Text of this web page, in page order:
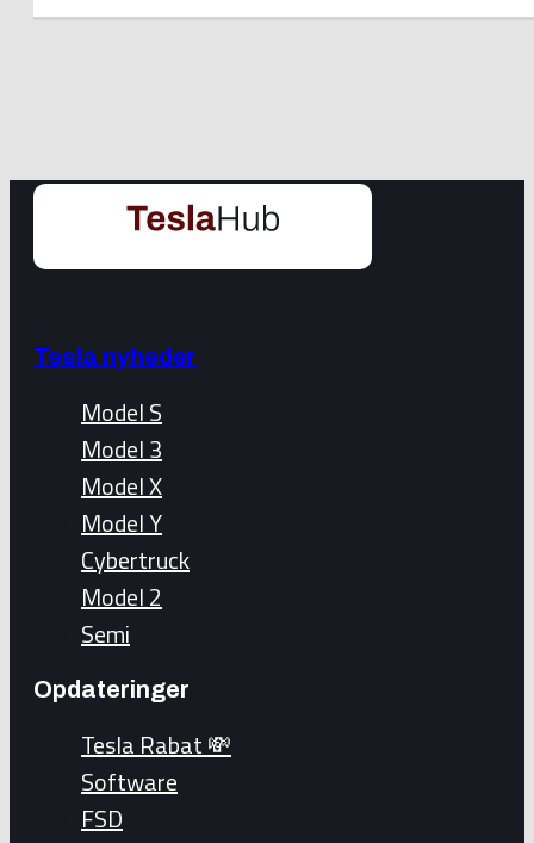
Tesla nyheder
Model S
Model 3
Model X
Model Y
Cybertruck
Model 2
Semi
Opdateringer
Tesla Rabat 💸
Software
FSD